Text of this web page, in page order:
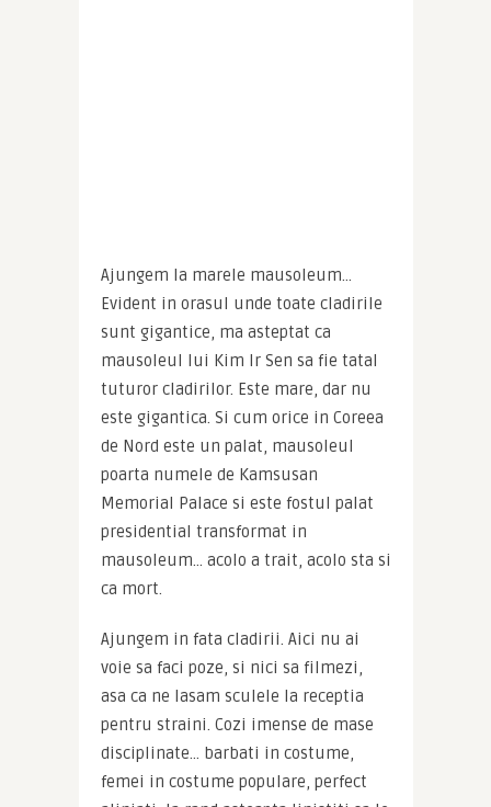
Ajungem la marele mausoleum…
Evident in orasul unde toate cladirile
sunt gigantice, ma asteptat ca
mausoleul lui Kim Ir Sen sa fie tatal
tuturor cladirilor. Este mare, dar nu
este gigantica. Si cum orice in Coreea
de Nord este un palat, mausoleul
poarta numele de Kamsusan
Memorial Palace si este fostul palat
presidential transformat in
mausoleum… acolo a trait, acolo sta si
ca mort.
Ajungem in fata cladirii. Aici nu ai
voie sa faci poze, si nici sa filmezi,
asa ca ne lasam sculele la receptia
pentru straini. Cozi imense de mase
disciplinate… barbati in costume,
femei in costume populare, perfect